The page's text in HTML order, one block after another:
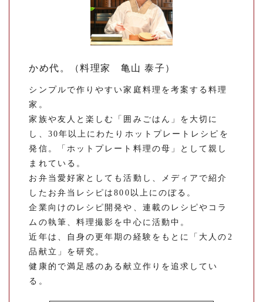
かめ代。（料理家 亀山 泰子）
シンプルで作りやすい家庭料理を考案する料理
家。
家族や友人と楽しむ「囲みごはん」を大切に
し、30年以上にわたりホットプレートレシピを
発信。「ホットプレート料理の母」として親し
まれている。
お弁当愛好家としても活動し、メディアで紹介
したお弁当レシピは800以上にのぼる。
企業向けのレシピ開発や、連載のレシピやコラ
ムの執筆、料理撮影を中心に活動中。
近年は、自身の更年期の経験をもとに「大人の2
品献立」を研究。
健康的で満足感のある献立作りを追求してい
る。